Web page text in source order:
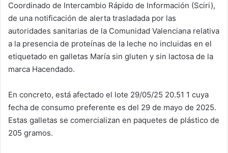
Coordinado de Intercambio Rápido de Información (Sciri),
de una notificación de alerta trasladada por las
autoridades sanitarias de la Comunidad Valenciana relativa
a la presencia de proteínas de la leche no incluidas en el
etiquetado en galletas María sin gluten y sin lactosa de la
marca Hacendado.
En concreto, está afectado el lote 29/05/25 20.51 1 cuya
fecha de consumo preferente es del 29 de mayo de 2025.
Estas galletas se comercializan en paquetes de plástico de
205 gramos.